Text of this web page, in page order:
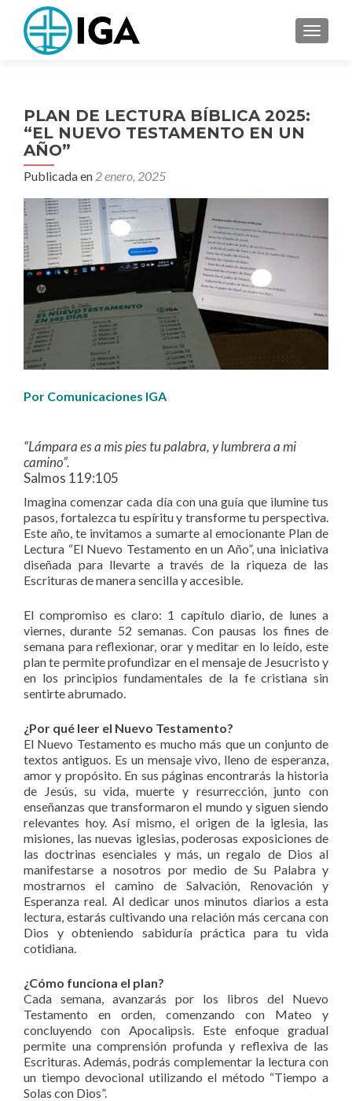
PLAN DE LECTURA BÍBLICA 2025:
“EL NUEVO TESTAMENTO EN UN
AÑO”
Publicada en 2 enero, 2025
Por Comunicaciones IGA
“Lámpara es a mis pies tu palabra, y lumbrera a mi
camino”.
Salmos 119:105
Imagina comenzar cada día con una guía que ilumine tus
pasos, fortalezca tu espíritu y transforme tu perspectiva.
Este año, te invitamos a sumarte al emocionante Plan de
Lectura “El Nuevo Testamento en un Año”, una iniciativa
diseñada para llevarte a través de la riqueza de las
Escrituras de manera sencilla y accesible.
El compromiso es claro: 1 capítulo diario, de lunes a
viernes, durante 52 semanas. Con pausas los fines de
semana para reflexionar, orar y meditar en lo leído, este
plan te permite profundizar en el mensaje de Jesucristo y
en los principios fundamentales de la fe cristiana sin
sentirte abrumado.
¿Por qué leer el Nuevo Testamento?
El Nuevo Testamento es mucho más que un conjunto de
textos antiguos. Es un mensaje vivo, lleno de esperanza,
amor y propósito. En sus páginas encontrarás la historia
de Jesús, su vida, muerte y resurrección, junto con
enseñanzas que transformaron el mundo y siguen siendo
relevantes hoy. Así mismo, el origen de la iglesia, las
misiones, las nuevas iglesias, poderosas exposiciones de
las doctrinas esenciales y más, un regalo de Dios al
manifestarse a nosotros por medio de Su Palabra y
mostrarnos el camino de Salvación, Renovación y
Esperanza real. Al dedicar unos minutos diarios a esta
lectura, estarás cultivando una relación más cercana con
Dios y obteniendo sabiduría práctica para tu vida
cotidiana.
¿Cómo funciona el plan?
Cada semana, avanzarás por los libros del Nuevo
Testamento en orden, comenzando con Mateo y
concluyendo con Apocalipsis. Este enfoque gradual
permite una comprensión profunda y reflexiva de las
Escrituras. Además, podrás complementar la lectura con
un tiempo devocional utilizando el método “Tiempo a
Solas con Dios”.